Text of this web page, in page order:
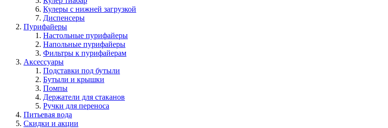
Кулеры с нижней загрузкой
Диспенсеры
Пурифайеры
Настольные пурифайеры
Напольные пурифайеры
Фильтры к пурифайерам
Аксессуары
Подставки под бутыли
Бутыли и крышки
Помпы
Держатели для стаканов
Ручки для переноса
Питьевая вода
Скидки и акции